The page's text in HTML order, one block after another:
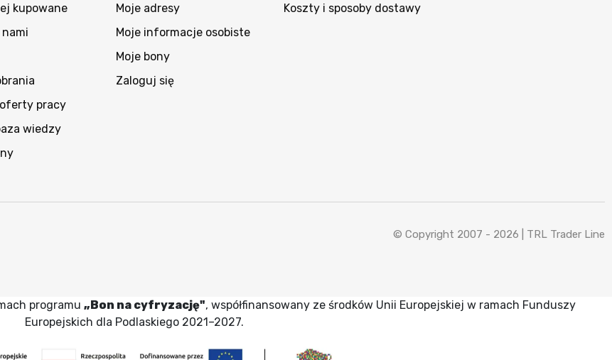
kupowane
pracy
wiedzy
Moje adresy
Moje informacje osobiste
Moje bony
Zaloguj się
Koszty i sposoby dostawy
© Copyright 2007 - 2026 | TRL Trader Line
programu „Bon na cyfryzację", współfinansowany ze środków Unii Europejskiej w ramach Funduszy
Europejskich dla Podlaskiego 2021–2027.